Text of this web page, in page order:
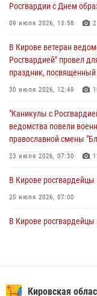
Директор Росгвардии
поздравил
01 августа 2026, 07:05
В Кирове росгвардейцы
в хулиганстве
Росгвардии с Днем
09 июля 2026, 13:58 2
В Кирове ветеран
Росгвардией" провел
праздник,
30 июля 2026, 12:49
"Каникулы с
ведомства повели
православной смены
23 июля 2026, 07:30
В Кирове
25 июля 2026, 07:00
В Кирове росгвардейцы
вневедомственную
Кировская